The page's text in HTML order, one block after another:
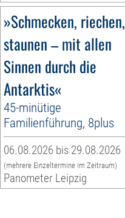
»Schmecken, riechen,
staunen – mit allen
Sinnen durch die
Antarktis«
45-minütige
Familienführung, 8plus
06.08.2026 bis 29.08.2026
(mehrere Einzeltermine im Zeitraum)
Panometer Leipzig